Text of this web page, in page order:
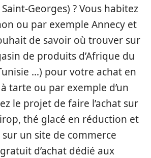
Georges) ? Vous habitez
ou par exemple Annecy et
de savoir où trouver sur
de produits d’Afrique du
…) pour votre achat en
tarte ou par exemple d’un
le projet de faire l’achat sur
thé glacé en réduction et
un site de commerce
d’achat dédié aux